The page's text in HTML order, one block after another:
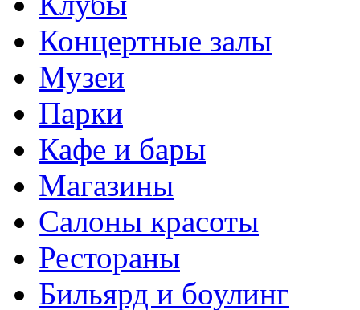
Концертные залы
Музеи
Парки
Кафе и бары
Магазины
Салоны красоты
Рестораны
Бильярд и боулинг